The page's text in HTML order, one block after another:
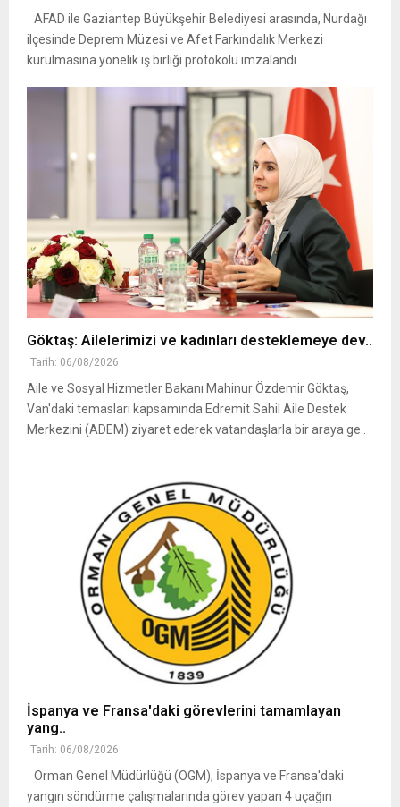
AFAD ile Gaziantep Büyükşehir Belediyesi arasında, Nurdağı
ilçesinde Deprem Müzesi ve Afet Farkındalık Merkezi
kurulmasına yönelik iş birliği protokolü imzalandı. ..
Göktaş: Ailelerimizi ve kadınları desteklemeye dev..
Tarih: 06/08/2026
Aile ve Sosyal Hizmetler Bakanı Mahinur Özdemir Göktaş,
Van'daki temasları kapsamında Edremit Sahil Aile Destek
Merkezini (ADEM) ziyaret ederek vatandaşlarla bir araya ge..
İspanya ve Fransa'daki görevlerini tamamlayan
yang..
Tarih: 06/08/2026
Orman Genel Müdürlüğü (OGM), İspanya ve Fransa'daki
yangın söndürme çalışmalarında görev yapan 4 uçağın